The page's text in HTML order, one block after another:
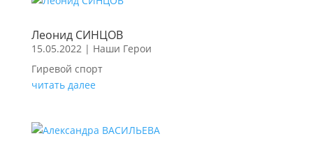
Леонид СИНЦОВ
15.05.2022| Наши Герои
Гиревой спорт
читать далее